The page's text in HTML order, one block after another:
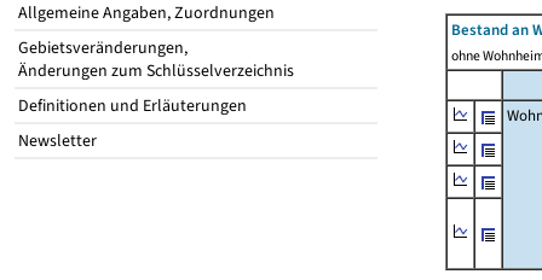
Allgemeine Angaben, Zuordnungen
Gebietsveränderungen,
Änderungen zum Schlüsselverzeichnis
Definitionen und Erläuterungen
Newsletter
Bestand an
ohne